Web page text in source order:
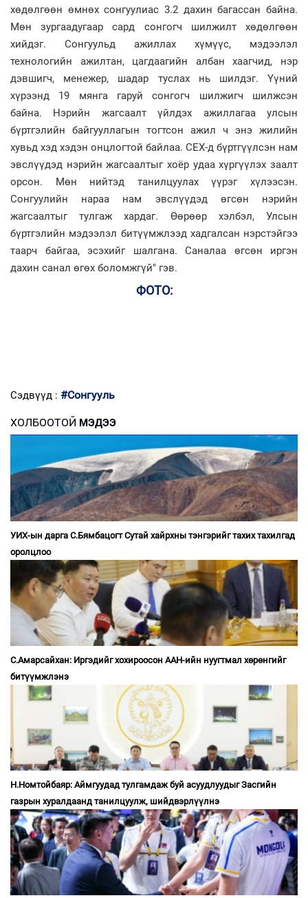
хөдөлгөөн өмнөх сонгуулиас 3.2 дахин багассан байна.
Мөн зургаадугаар сард сонгогч шилжилт хөдөлгөөн
хийдэг. Сонгуульд ажиллах хүмүүс, мэдээлэл
технологийн ажилтан, цагдаагийн албан хаагчид, нэр
дэвшигч, менежер, шадар туслах нь шилдэг. Үүний
хүрээнд 19 мянга гаруй сонгогч шилжигч шилжсэн
байна. Нэрийн жагсаалт үйлдэх ажиллагаа улсын
бүртгэлийн байгууллагын тогтсон ажил ч энэ жилийн
хувьд хэд хэдэн онцлогтой байлаа. СЕХ-д бүртгүүлсэн нам
эвслүүдэд нэрийн жагсаалтыг хоёр удаа хүргүүлэх заалт
орсон. Мөн нийтэд танилцуулах үүрэг хүлээсэн.
Сонгуулийн нараа нам эвслүүдэд өгсөн нэрийн
жагсаалтыг тулгаж хардаг. Өөрөөр хэлбэл, Улсын
бүртгэлийн мэдээлэл битүүмжлээд хадгалсан нэрстэйгээ
таарч байгаа, эсэхийг шалгана. Саналаа өгсөн иргэн
дахин санал өгөх боломжгүй" гэв.
ФОТО:
Сэдвүүд : #Сонгууль
ХОЛБООТОЙ МЭДЭЭ
УИХ-ын дарга С.Бямбацогт Сутай хайрхны тэнгэрийг тахих тахилгад
оролцлоо
С.Амарсайхан: Иргэдийг хохироосон ААН-ийн нуугтмал хөрөнгийг
битүүмжлэнэ
Н.Номтойбаяр: Аймгуудад тулгамдаж буй асуудлуудыг Засгийн
газрын хуралдаанд танилцуулж, шийдвэрлүүлнэ